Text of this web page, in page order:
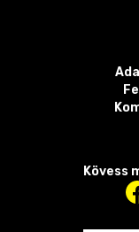
Kövess